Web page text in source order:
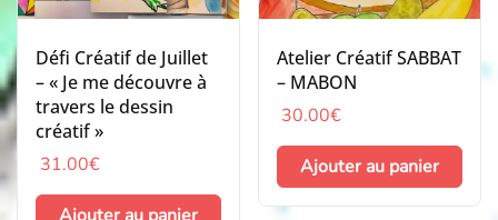
Défi Créatif de Juillet
– « Je me découvre à
travers le dessin
créatif »
31.00€
Atelier Créatif SABBAT
– MABON
30.00€
Ajouter au panier